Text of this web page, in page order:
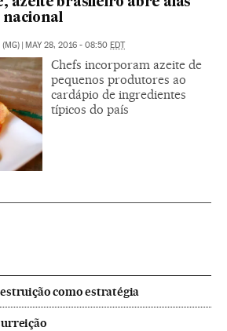
nacional
| MAY 28, 2016 - 08:50 EDT
Chefs incorporam azeite de
pequenos produtores ao
cardápio de ingredientes
típicos do país
como estratégia